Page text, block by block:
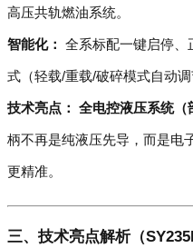
高压共轨燃油系统。
智能化： 全系标配一键启停、
式（轻载/重载/破碎模式自动调
技术亮点： 全电控液压系统（
柄不再是纯液压先导，而是电
更精准。
三、技术亮点解析（